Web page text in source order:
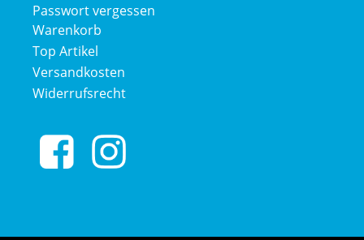
Passwort vergessen
Warenkorb
Top Artikel
Versandkosten
Widerrufsrecht